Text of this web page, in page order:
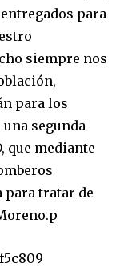
para
siempre nos
para los
segunda
que mediante
para tratar de